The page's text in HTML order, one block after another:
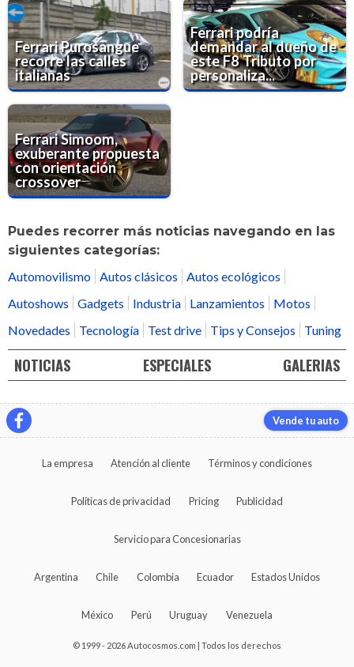
Ferrari Purosangue
recorre las calles
italianas
Ferrari podría
demandar al dueño de
este F8 Tributo por
personaliza...
Ferrari Simoom,
exuberante propuesta
con orientación
crossover
Puedes recorrer más noticias navegando en las
siguientes categorías:
Automovilismo Autos clásicos
Autos ecológicos
Autoshows
Gadgets Industria Lanzamientos
Motos
Novedades
Tecnología Test drive Tips y Consejos Tuning
NOTICIAS ESPECIALES GALERIAS
Vende tu auto
La empresa Atención al cliente Términos y condiciones
Políticas de privacidad Pricing Publicidad
Servicio para Concesionarias
Argentina Chile Colombia Ecuador Estados Unidos
México Perú Uruguay Venezuela
© 1999 - 2026 Autocosmos.com | Todos los derechos